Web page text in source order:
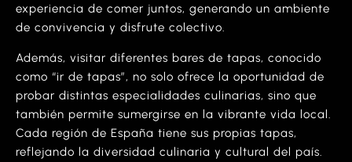
experiencia de comer juntos, generando un ambiente
de convivencia y disfrute colectivo.
Además, visitar diferentes bares de tapas, conocido
como “ir de tapas”, no solo ofrece la oportunidad de
probar distintas especialidades culinarias, sino que
también permite sumergirse en la vibrante vida local.
Cada región de España tiene sus propias tapas,
reflejando la diversidad culinaria y cultural del país.